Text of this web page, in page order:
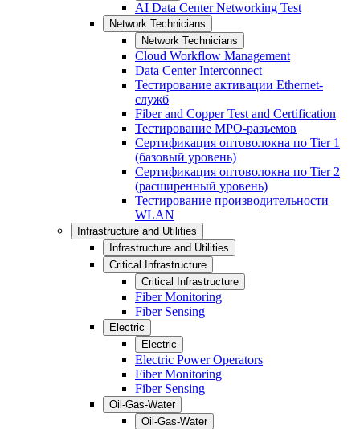
AI Data Center Networking Test
Network Technicians
Network Technicians
Cloud Workflow Management
Data Center Interconnect
Тестирование активации Ethernet-
служб
Fiber and Copper Test and Certification
Тестирование МРО-разъемов
Сертификация оптоволокна по Tier 1
(базовый уровень)
Сертификация оптоволокна по Tier 2
(расширенный уровень)
Тестирование производительности
WLAN
Infrastructure and Utilities
Infrastructure and Utilities
Critical Infrastructure
Critical Infrastructure
Fiber Monitoring
Fiber Sensing
Electric
Electric
Electric Power Operators
Fiber Monitoring
Fiber Sensing
Oil-Gas-Water
Oil-Gas-Water